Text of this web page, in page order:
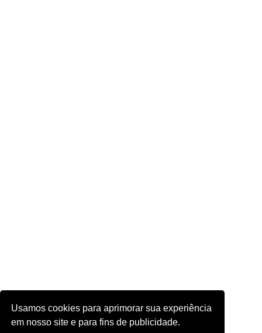
Usamos cookies para aprimorar sua experiência
em nosso site e para fins de publicidade.